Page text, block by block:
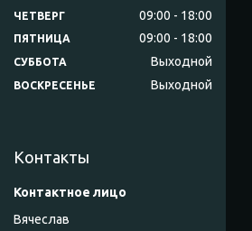
ЧЕТВЕРГ 09:00 18:00
ПЯТНИЦА 09:00 18:00
СУББОТА Выходной
ВОСКРЕСЕНЬЕ Выходной
Контакты
Вячеслав